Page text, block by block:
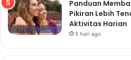
Panduan
Pikiran Lebih
Aktivitas Harian
5 hari ago